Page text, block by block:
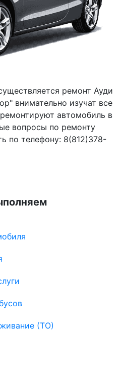
ремонт Ауди
внимательно изучат все
автомобиль в
вопросы по ремонту
по телефону: 8(812)378-
(ТО)